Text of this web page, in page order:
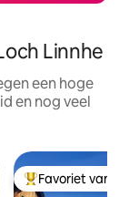
Linnhe
een hoge
en nog veel
Topfavoriet van
Favoriet van